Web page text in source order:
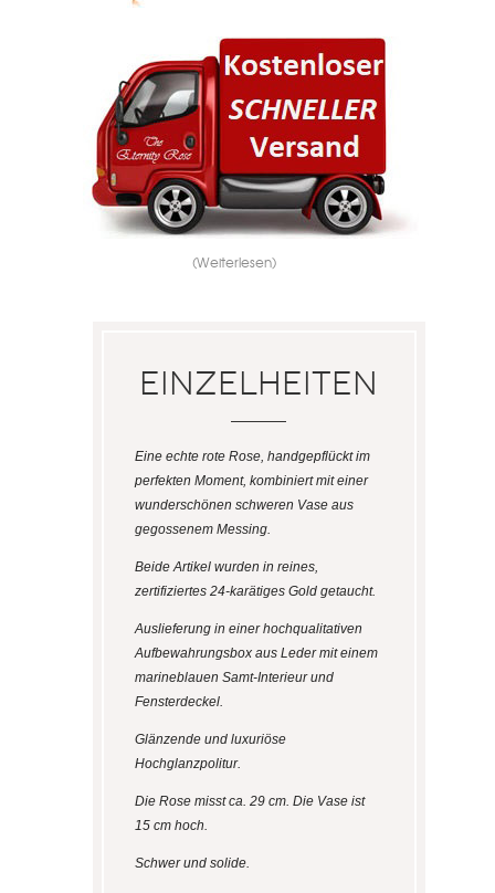
(Weiterlesen)
Einzelheiten
Eine echte rote Rose, handgepflückt im
perfekten Moment, kombiniert mit einer
wunderschönen schweren Vase aus
gegossenem Messing.
Beide Artikel wurden in reines,
zertifiziertes 24-karätiges Gold getaucht.
Auslieferung in einer hochqualitativen
Aufbewahrungsbox aus Leder mit einem
marineblauen Samt-Interieur und
Fensterdeckel.
Glänzende und luxuriöse
Hochglanzpolitur.
Die Rose misst ca. 29 cm. Die Vase ist
15 cm hoch.
Schwer und solide.